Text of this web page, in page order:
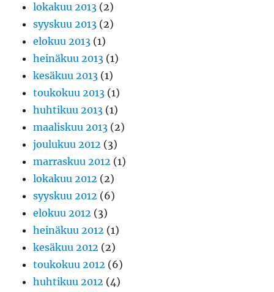
lokakuu 2013 (2)
syyskuu 2013 (2)
elokuu 2013 (1)
heinäkuu 2013 (1)
kesäkuu 2013 (1)
toukokuu 2013 (1)
huhtikuu 2013 (1)
maaliskuu 2013 (2)
joulukuu 2012 (3)
marraskuu 2012 (1)
lokakuu 2012 (2)
syyskuu 2012 (6)
elokuu 2012 (3)
heinäkuu 2012 (1)
kesäkuu 2012 (2)
toukokuu 2012 (6)
huhtikuu 2012 (4)